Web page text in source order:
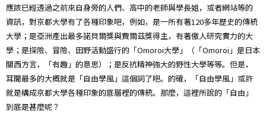
應該已經透過之前來自身旁的人們、高中的老師與學長姐，或者網站等的
資訊，對京都大學有了各種印象吧，例如，是一所有著120多年歷史的傳統
大學；是亞洲產出最多諾貝爾獎與費爾茲獎得主，有著傲人研究實力的大
學；是探險、冒險、田野活動盛行的「Omoroi大學」（「Omoroi」是日本
關西方言，「有趣」的意思）；是反抗精神強大的野性大學等等。但是，
耳聞最多的大概就是「自由學風」這個詞了吧。的確，「自由學風」或許
就是構成京都大學各種印象的底層裡的傳統。那麼，這裡所說的「自由」
到底是甚麼呢？